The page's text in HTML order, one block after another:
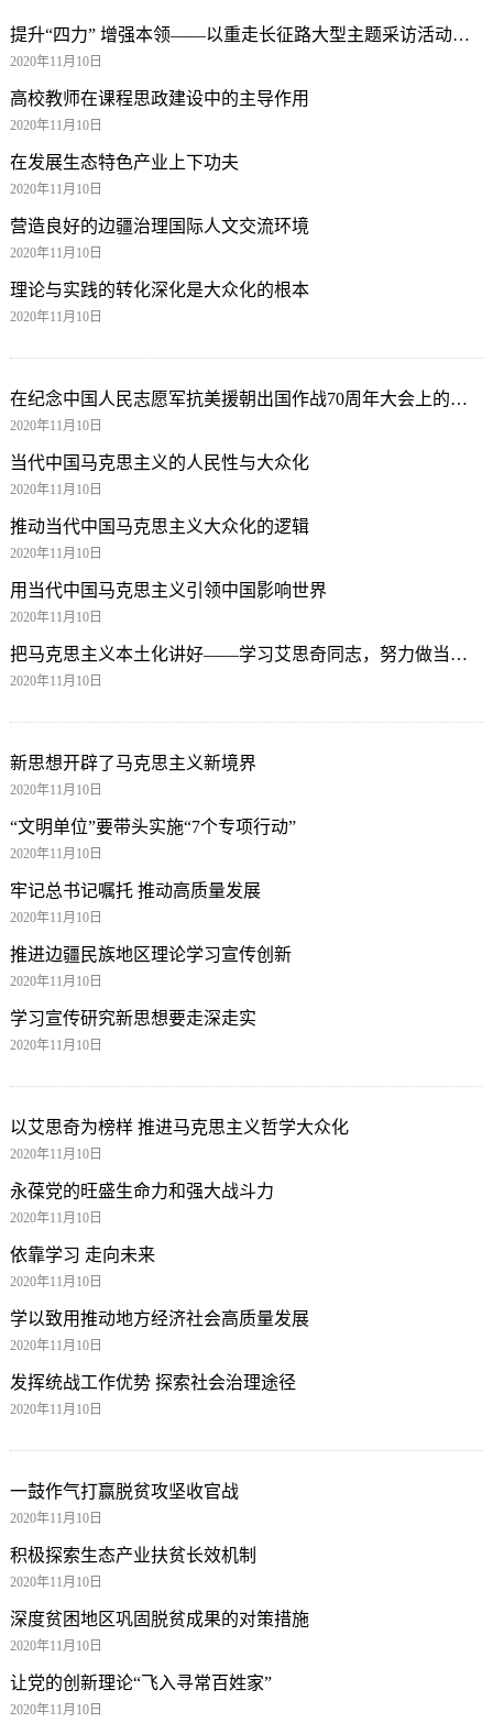
提升“四力” 增强本领——以重走长征路大型主题采访活动为例
2020年11月10日
高校教师在课程思政建设中的主导作用
2020年11月10日
在发展生态特色产业上下功夫
2020年11月10日
营造良好的边疆治理国际人文交流环境
2020年11月10日
理论与实践的转化深化是大众化的根本
2020年11月10日
在纪念中国人民志愿军抗美援朝出国作战70周年大会上的讲话
2020年11月10日
当代中国马克思主义的人民性与大众化
2020年11月10日
推动当代中国马克思主义大众化的逻辑
2020年11月10日
用当代中国马克思主义引领中国影响世界
2020年11月10日
把马克思主义本土化讲好——学习艾思奇同志，努力做当代中国马克思主义哲学大众化的积极践行者
2020年11月10日
新思想开辟了马克思主义新境界
2020年11月10日
“文明单位”要带头实施“7个专项行动”
2020年11月10日
牢记总书记嘱托 推动高质量发展
2020年11月10日
推进边疆民族地区理论学习宣传创新
2020年11月10日
学习宣传研究新思想要走深走实
2020年11月10日
以艾思奇为榜样 推进马克思主义哲学大众化
2020年11月10日
永葆党的旺盛生命力和强大战斗力
2020年11月10日
依靠学习 走向未来
2020年11月10日
学以致用推动地方经济社会高质量发展
2020年11月10日
发挥统战工作优势 探索社会治理途径
2020年11月10日
一鼓作气打赢脱贫攻坚收官战
2020年11月10日
积极探索生态产业扶贫长效机制
2020年11月10日
深度贫困地区巩固脱贫成果的对策措施
2020年11月10日
让党的创新理论“飞入寻常百姓家”
2020年11月10日